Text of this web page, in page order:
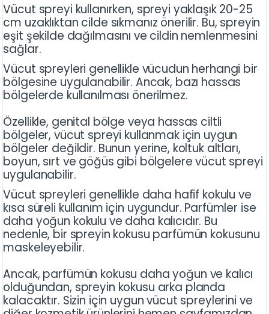
Vücut spreyi kullanırken, spreyi yaklaşık 20-25
cm uzaklıktan cilde sıkmanız önerilir. Bu, spreyin
eşit şekilde dağılmasını ve cildin nemlenmesini
sağlar.
Vücut spreyleri genellikle vücudun herhangi bir
bölgesine uygulanabilir. Ancak, bazı hassas
bölgelerde kullanılması önerilmez.
Özellikle, genital bölge veya hassas ciltli
bölgeler, vücut spreyi kullanmak için uygun
bölgeler değildir. Bunun yerine, koltuk altları,
boyun, sırt ve göğüs gibi bölgelere vücut spreyi
uygulanabilir.
Vücut spreyleri genellikle daha hafif kokulu ve
kısa süreli kullanım için uygundur. Parfümler ise
daha yoğun kokulu ve daha kalıcıdır. Bu
nedenle, bir spreyin kokusu parfümün kokusunu
maskeleyebilir.
Ancak, parfümün kokusu daha yoğun ve kalıcı
olduğundan, spreyin kokusu arka planda
kalacaktır. Sizin için uygun vücut spreylerini ve